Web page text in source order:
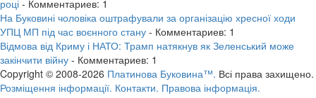
році - Комментариев: 1
На Буковині чоловіка оштрафували за організацію хресної ходи
УПЦ МП під час воєнного стану - Комментариев: 1
Відмова від Криму і НАТО: Трамп натякнув як Зеленський може
закінчити війну - Комментариев: 1
Copyright © 2008-2026 Платинова Буковина™. Всі права захищено.
Розміщення інформації. Контакти. Правова інформація.